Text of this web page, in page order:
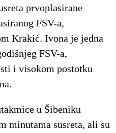
prvoplasirane
FSV-a,
Krakić. Ivona je jedna
FSV-a,
i visokom postotku
u Šibeniku
minutama susreta, ali su